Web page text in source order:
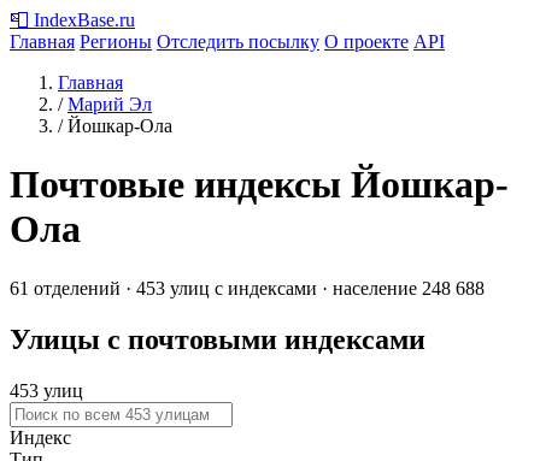
📮 IndexBase.ru
Главная Регионы Отследить посылку О проекте API
Главная
/ Марий Эл
/ Йошкар-Ола
Почтовые индексы Йошкар-
Ола
61 отделений · 453 улиц с индексами · население 248 688
Улицы с почтовыми индексами
453 улиц
Индекс